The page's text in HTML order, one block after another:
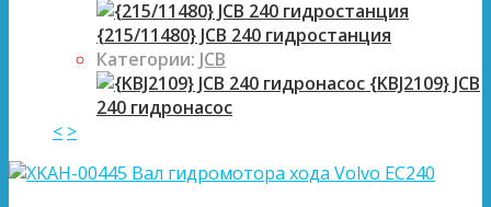
{215/11480} JCB 240 гидростанция
Категории: JCB
{KBJ2109} JCB
240 гидронасос
< >